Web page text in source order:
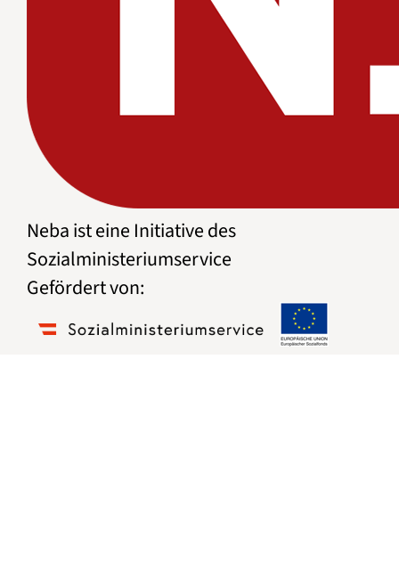
Neba ist eine Initiative des
Sozialministeriumservice
Gefördert von: